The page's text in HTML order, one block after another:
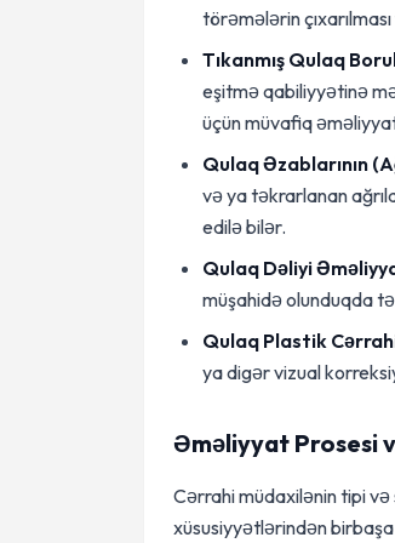
törəmələrin
Tıkanmış Qulaq
eşitmə qabiliyyətinə
üçün müvafiq
Qulaq Əzablarının
və ya təkrarlanan
edilə bilər.
Qulaq Dəliyi
müşahidə olunduqda
Qulaq Plastik
ya digər vizual
Əməliyyat Prosesi
Cərrahi müdaxilənin tipi
xüsusiyyətlərindən birbaşa